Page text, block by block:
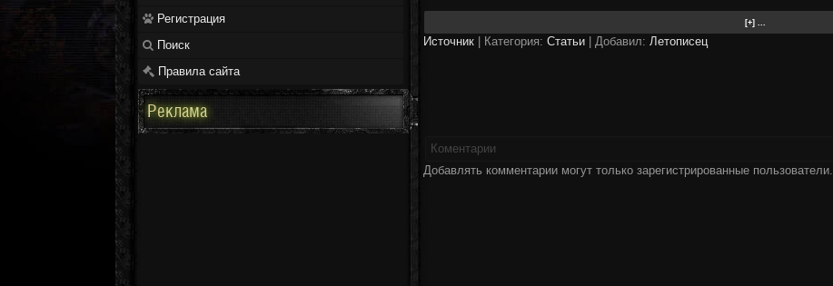
Источник Категория: Статьи | Добавил: Летописец
Коментарии
Добавлять комментарии могут только зарегистрированные пользователи.
Регистрация
Поиск
Правила сайта
Реклама